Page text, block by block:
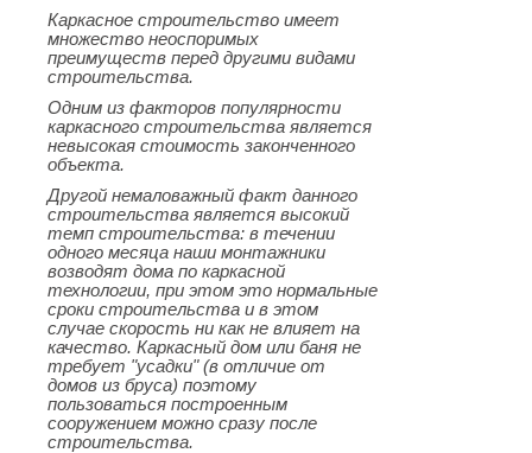
Каркасное строительство имеет
множество неоспоримых
преимуществ перед другими видами
строительства.
Одним из факторов популярности
каркасного строительства является
невысокая стоимость законченного
объекта.
Другой немаловажный факт данного
строительства является высокий
темп строительства: в течении
одного месяца наши монтажники
возводят дома по каркасной
технологии, при этом это нормальные
сроки строительства и в этом
случае скорость ни как не влияет на
качество. Каркасный дом или баня не
требует "усадки" (в отличие от
домов из бруса) поэтому
пользоваться построенным
сооружением можно сразу после
строительства.